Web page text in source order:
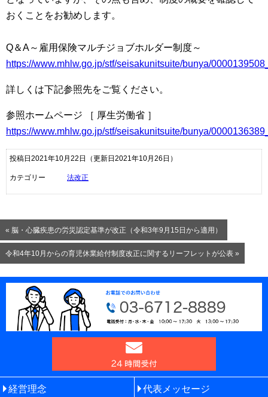
おくことをお勧めします。
Q＆A～雇用保険マルチジョブホルダー制度～
https://www.mhlw.go.jp/stf/seisakunitsuite/bunya/
詳しくは下記参照先をご覧ください。
参照ホームページ ［ 厚生労働省 ］
https://www.mhlw.go.jp/stf/seisakunitsuite/bunya/
投稿日2021年10月22日 （更新日2021年10月26日）
カテゴリー 法改正
« 脳・心臓疾患の労災認定基準が改正（令和3年9月15日から適用）
令和4年10月からの育児休業給付制度改正に関するリーフレットが公表 »
経営理念 代表メッセージ